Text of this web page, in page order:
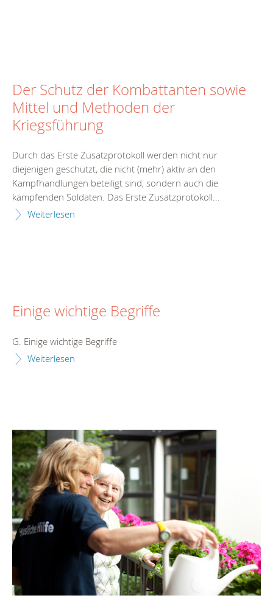
Der Schutz der Kombattanten sowie
Mittel und Methoden der
Kriegsführung
Durch das Erste Zusatzprotokoll werden nicht nur
diejenigen geschützt, die nicht (mehr) aktiv an den
Kampfhandlungen beteiligt sind, sondern auch die
kämpfenden Soldaten. Das Erste Zusatzprotokoll...
Weiterlesen
Einige wichtige Begriffe
G. Einige wichtige Begriffe
Weiterlesen